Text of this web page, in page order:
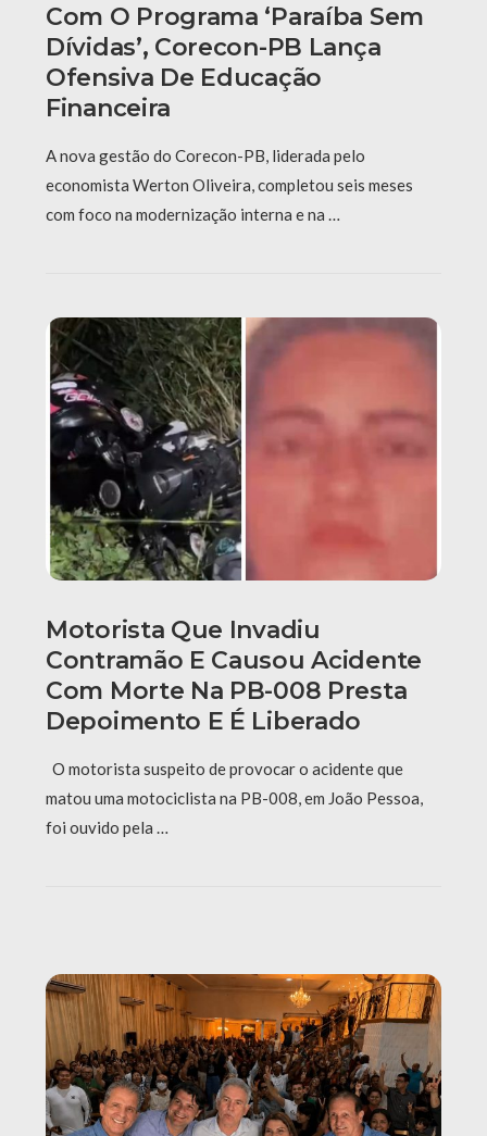
Com O Programa ‘Paraíba Sem
Dívidas’, Corecon-PB Lança
Ofensiva De Educação
Financeira
A nova gestão do Corecon-PB, liderada pelo
economista Werton Oliveira, completou seis meses
com foco na modernização interna e na …
Motorista Que Invadiu
Contramão E Causou Acidente
Com Morte Na PB-008 Presta
Depoimento E É Liberado
O motorista suspeito de provocar o acidente que
matou uma motociclista na PB-008, em João Pessoa,
foi ouvido pela …